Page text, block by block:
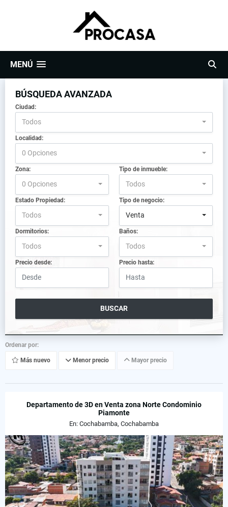
MENÚ
BÚSQUEDA AVANZADA
Ciudad:
Todos
Localidad:
0 Opciones
Zona:
0 Opciones
Tipo de inmueble:
Todos
Estado Propiedad:
Todos
Tipo de negocio:
Venta
Dormitorios:
Todos
Baños:
Todos
Precio desde: Precio hasta:
BUSCAR
Ordenar por:
Más nuevo Menor precio Mayor precio
Departamento de 3D en Venta zona Norte Condominio
Piamonte
En: Cochabamba, Cochabamba